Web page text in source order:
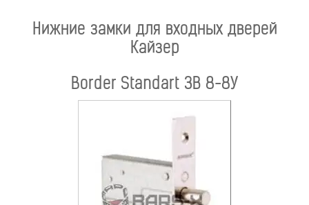
Нижние замки для входных дверей
Кайзер
Border Standart ЗВ 8-8У